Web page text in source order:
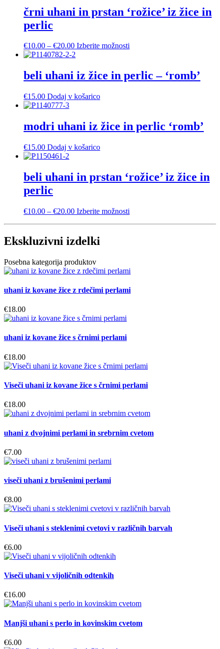
črni uhani in prstan ‘rožice’ iz žice in
perlic
€10.00 – €20.00Cenovni
razpon:
€10.00
do
Izberite možnosti
več
različic.
strani
izdelka
beli uhani iz žice in perlic – ‘romb’
€15.00 Dodaj v košarico
modri uhani iz žice in perlic ‘romb’
€15.00 Dodaj v košarico
beli uhani in prstan ‘rožice’ iz žice in
perlic
€10.00 – €20.00Cenovni
€10.00
do
Izberite možnosti
izberete
strani
Ekskluzivni izdelki
Posebna kategorija produktov
uhani iz kovane žice z rdečimi perlami
€18.00
uhani iz kovane žice s črnimi perlami
€18.00
Viseči uhani iz kovane žice s črnimi perlami
€18.00
uhani z dvojnimi perlami in srebrnim cvetom
€7.00
viseči uhani z brušenimi perlami
€8.00
Viseči uhani s steklenimi cvetovi v različnih barvah
€6.00
Viseči uhani v vijoličnih odtenkih
€16.00
Manjši uhani s perlo in kovinskim cvetom
€6.00